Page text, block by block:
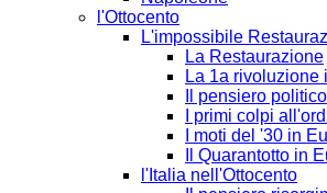
l'Ottocento
L'impossibile
La Restaurazione
La 1a rivoluzione
Il pensiero
I primi colpi
I moti del '30 in
Il Quarantotto in
l'Italia nell'Ottocento